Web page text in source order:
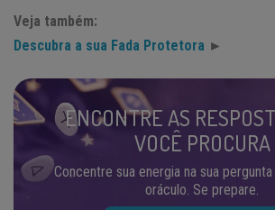
Veja também:
Descubra a sua Fada Protetora ►
ENCONTRE AS
VOCÊ PROCURA
Concentre sua energia na sua
oráculo. Se prepare.